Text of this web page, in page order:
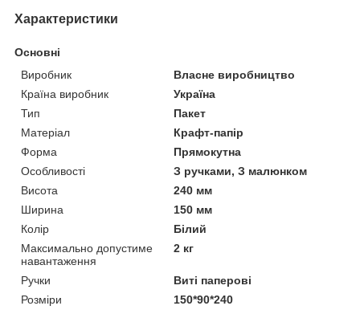
Характеристики
Основні
Виробник
Власне виробництво
Країна виробник
Україна
Тип
Пакет
Матеріал
Крафт-папір
Форма
Прямокутна
Особливості
З ручками, З малюнком
Висота
240 мм
Ширина
150 мм
Колір
Білий
Максимально допустиме
навантаження
2 кг
Ручки
Виті паперові
Розміри
150*90*240